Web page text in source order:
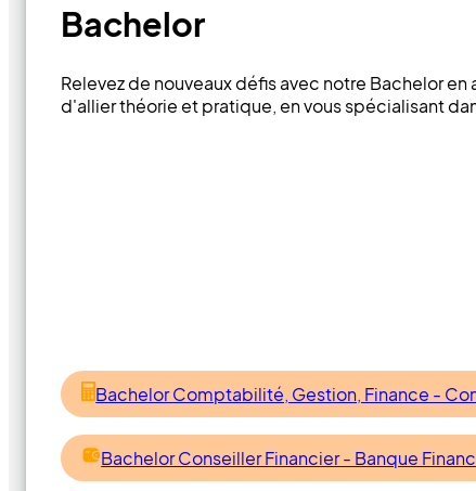
Bachelor
Relevez de nouveaux défis avec notre Bachelor
d'allier théorie et pratique, en vous spécialisant
Bachelor Comptabilité, Gestion, Finance -
Bachelor Conseiller Financier - Banque